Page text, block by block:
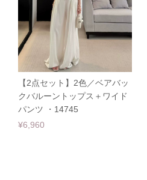
【2点セット】2色／ベアバッ
クバルーントップス＋ワイド
パンツ ・14745
¥6,960